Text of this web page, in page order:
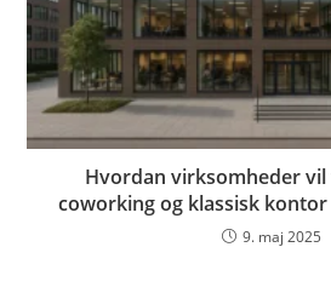
Hvordan virksomheder
coworking og klassisk kontor
9. maj 2025